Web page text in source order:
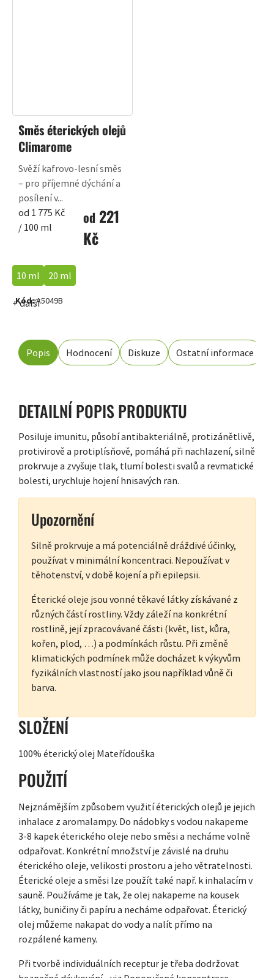
Směs éterických olejů
Climarome
od 221
Kč
Měrná
cena:
od 1 775 Kč
/ 100 ml
Svěží kafrovo-lesní směs
– pro příjemné dýchání a
posílení v...
10 ml 20 ml
+ další
Kód:A5049B
Popis Hodnocení Diskuze Ostatní informace
DETAILNÍ POPIS PRODUKTU
Posiluje imunitu, působí antibakteriálně, protizánětlivě,
protivirově a protiplísňově, pomáhá při nachlazení, silně
prokrvuje a zvyšuje tlak, tlumí bolesti svalů a revmatické
bolesti, urychluje hojení hnisavých ran.
Upozornění
Silně prokrvuje a má potenciálně dráždivé účinky,
používat v minimální koncentraci. Nepoužívat v
těhotenství, v době kojení a při epilepsii.
Éterické oleje jsou vonné těkavé látky získávané z
různých částí rostliny. Vždy záleží na konkrétní
rostlině, její zpracovávané části (květ, list, kůra,
kořen, plod, …) a podmínkách růstu. Při změně
klimatických podmínek může docházet k výkyvům
fyzikálních vlastností jako jsou například vůně či
barva.
SLOŽENÍ
100% éterický olej Mateřídouška
POUŽITÍ
Nejznámějším způsobem využití éterických olejů je jejich
inhalace z aromalampy. Do nádobky s vodou nakapeme
3-8 kapek éterického oleje nebo směsi a necháme volně
odpařovat. Konkrétní množství je závislé na druhu
éterického oleje, velikosti prostoru a jeho větratelnosti.
Éterické oleje a směsi lze použít také např. k inhalacím v
sauně. Používáme je tak, že olej nakapeme na kousek
látky, buničiny či papíru a necháme odpařovat. Éterický
olej můžeme nakapat do vody a nalít přímo na
rozpálené kameny.
Při tvorbě individuálních receptur je třeba dodržovat